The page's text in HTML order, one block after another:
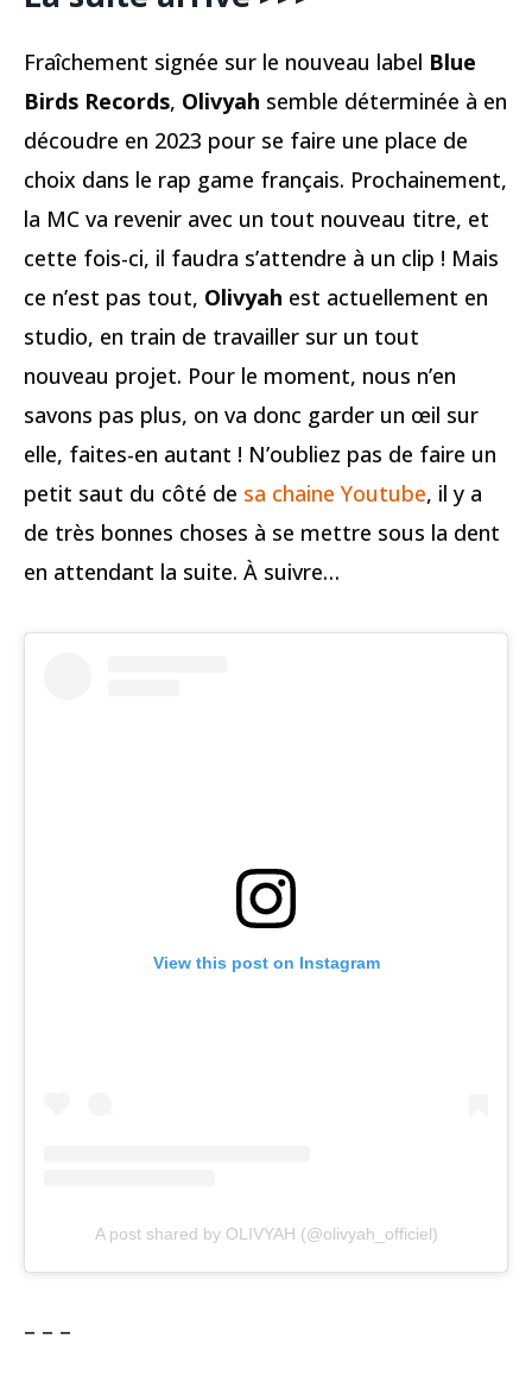
Fraîchement signée sur le nouveau label Blue
Birds Records, Olivyah semble déterminée à en
découdre en 2023 pour se faire une place de
choix dans le rap game français. Prochainement,
la MC va revenir avec un tout nouveau titre, et
cette fois-ci, il faudra s’attendre à un clip ! Mais
ce n’est pas tout, Olivyah est actuellement en
studio, en train de travailler sur un tout
nouveau projet. Pour le moment, nous n’en
savons pas plus, on va donc garder un œil sur
elle, faites-en autant ! N’oubliez pas de faire un
petit saut du côté de sa chaine Youtube, il y a
de très bonnes choses à se mettre sous la dent
en attendant la suite. À suivre…
View this post on Instagram
A post shared by OLIVYAH (@olivyah_officiel)
– – –